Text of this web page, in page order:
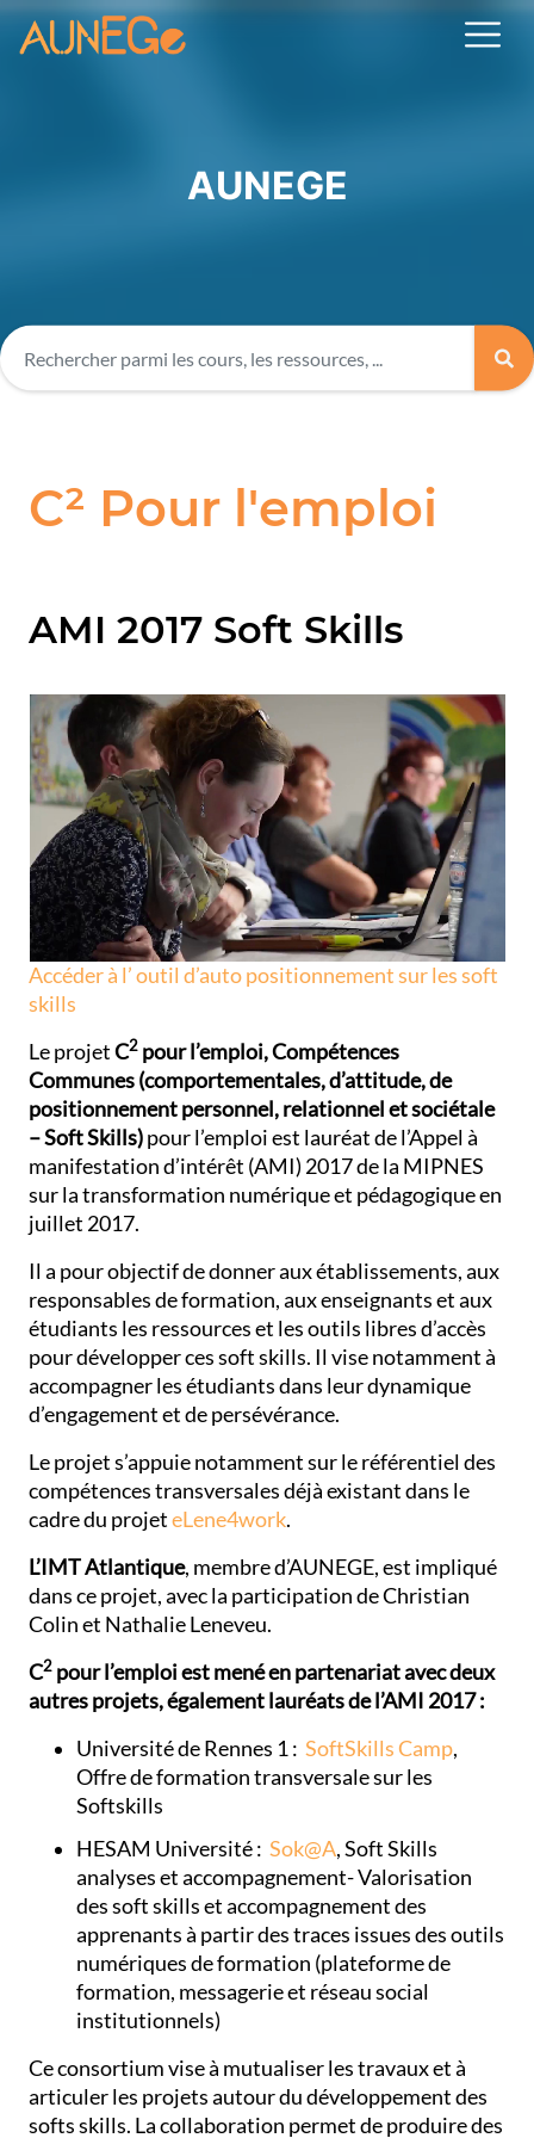
AUNEGE
C² Pour l'emploi
AMI 2017 Soft Skills
Accéder à l’ outil d’auto positionnement sur les soft
skills
Le projetC2 pour l’emploi, Compétences
Communes (comportementales, d’attitude, de
positionnement personnel, relationnel et sociétale
– Soft Skills)pour l’emploi est lauréat de l’Appel à
manifestation d’intérêt (AMI) 2017 de la MIPNES
sur la transformation numérique et pédagogique en
juillet 2017.
Il a pour objectif de donner aux établissements, aux
responsables de formation, aux enseignants et aux
étudiants les ressources et les outils libres d’accès
pour développer ces soft skills. Il vise notamment à
accompagner les étudiants dans leur dynamique
d’engagement et de persévérance.
Le projet s’appuie notamment sur le référentiel des
compétences transversales déjà existant dans le
cadre du projeteLene4work.
L’IMT Atlantique, membre d’AUNEGE, est impliqué
dans ce projet, avec la participation de Christian
Colin et Nathalie Leneveu.
C2 pour l’emploi est mené en partenariat avec deux
autres projets, également lauréats de l’AMI 2017 :
Université de Rennes 1 :SoftSkills Camp,
Offre de formation transversale sur les
Softskills
HESAM Université :Sok@A, Soft Skills
analyses et accompagnement- Valorisation
des soft skills et accompagnement des
apprenants à partir des traces issues des outils
numériques de formation (plateforme de
formation, messagerie et réseau social
institutionnels)
Ce consortium vise à mutualiser les travaux et à
articuler les projets autour du développement des
softs skills. La collaboration permet de produire des